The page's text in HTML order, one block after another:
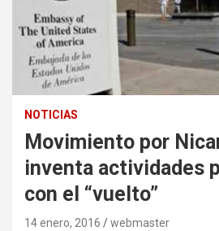
NOTICIAS
Movimiento por
inventa actividades
con el “vuelto”
14 enero, 2016 webmaster